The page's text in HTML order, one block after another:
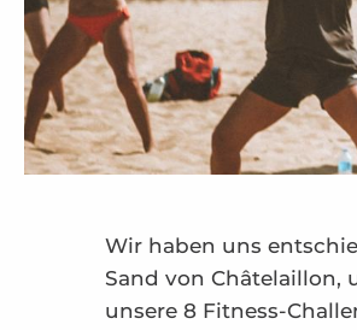
Wir haben uns
Sand von Châtelaillon,
unsere 8 Fitness-